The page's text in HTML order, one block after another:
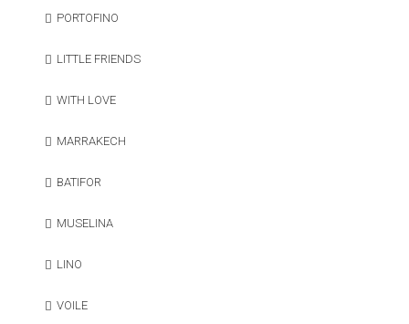
PORTOFINO
LITTLE FRIENDS
WITH LOVE
MARRAKECH
BATIFOR
MUSELINA
LINO
VOILE